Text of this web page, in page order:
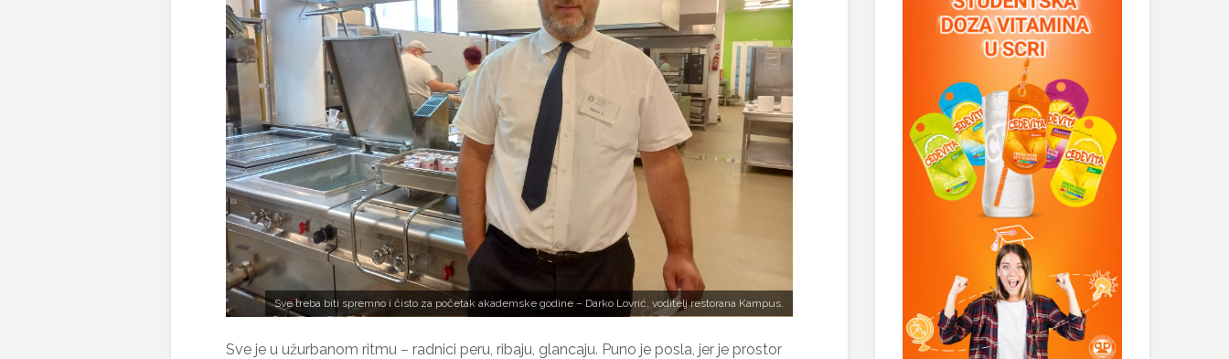
Sve treba biti spremno i čisto za početak akademske godine – Darko Lovrić, voditelj restorana Kampus.
Sve je u užurbanom ritmu – radnici peru, ribaju, glancaju. Puno je posla, jer je prostor